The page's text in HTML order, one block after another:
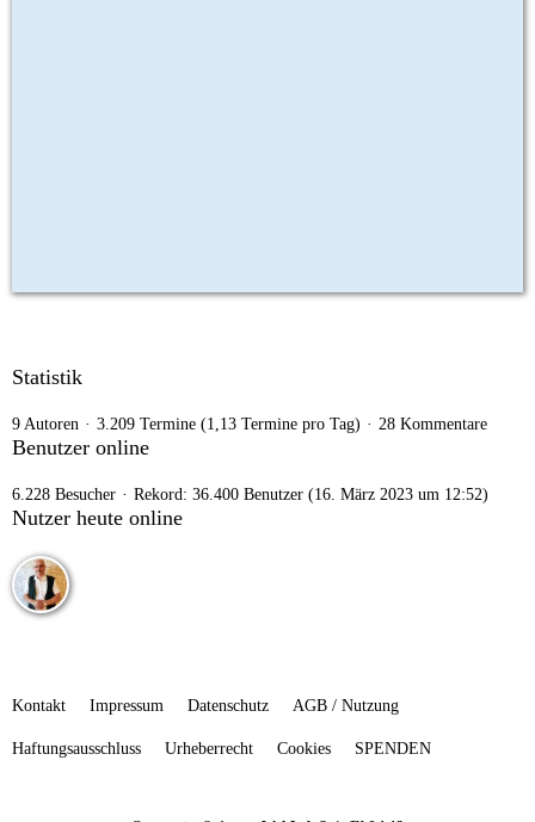
Statistik
9 Autoren 3.209 Termine (1,13 Termine pro Tag) 28 Kommentare
Benutzer online
6.228 Besucher Rekord: 36.400 Benutzer (16. März 2023 um 12:52)
Nutzer heute online
Kontakt Impressum Datenschutz AGB / Nutzung
Haftungsausschluss Urheberrecht Cookies SPENDEN